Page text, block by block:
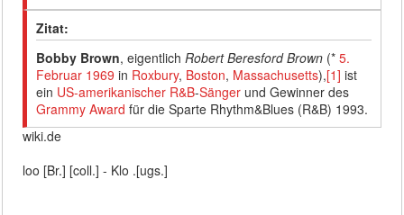
Zitat:
Bobby Brown, eigentlichRobert Beresford Brown (*5.
Februar 1969 in Roxbury, Boston, Massachusetts),[1] ist
ein US-amerikanischer R&B-Sänger und Gewinner des
Grammy Award für die Sparte Rhythm&Blues (R&B) 1993.
wiki.de
loo [Br.] [coll.] - Klo .[ugs.]